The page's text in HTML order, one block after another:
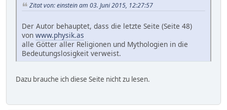
Zitat von: einstein am 03. Juni 2015, 12:27:57
Der Autor behauptet, dass die letzte Seite (Seite 48)
von www.physik.as
alle Götter aller Religionen und Mythologien in die
Bedeutungslosigkeit verweist.
Dazu brauche ich diese Seite nicht zu lesen.